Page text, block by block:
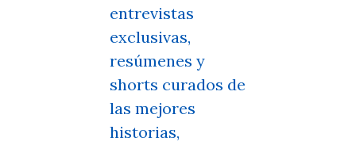
entrevistas
exclusivas,
resúmenes y
shorts curados de
las mejores
historias,